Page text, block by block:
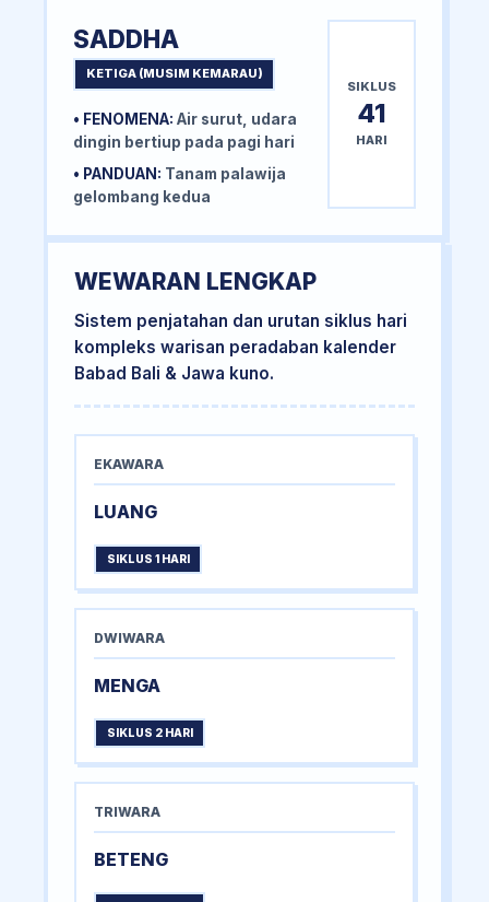
SADDHA
KETIGA (MUSIM KEMARAU)
• FENOMENA: Air surut, udara
dingin bertiup pada pagi hari
• PANDUAN: Tanam palawija
gelombang kedua
SIKLUS
41
HARI
WEWARAN LENGKAP
Sistem penjatahan dan urutan siklus hari
kompleks warisan peradaban kalender
Babad Bali & Jawa kuno.
EKAWARA
LUANG
SIKLUS 1 HARI
DWIWARA
MENGA
SIKLUS 2 HARI
TRIWARA
BETENG